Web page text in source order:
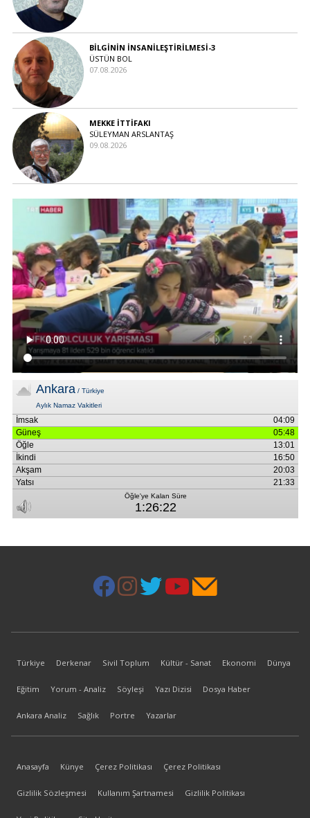
BİLGİNİN İNSANİLEŞTİRİLMESİ-3
ÜSTÜN BOL
07.08.2026
MEKKE İTTİFAKI
SÜLEYMAN ARSLANTAŞ
09.08.2026
Türkiye Derkenar Sivil Toplum Kültür - Sanat Ekonomi Dünya
Eğitim Yorum - Analiz Söyleşi Yazı Dizisi Dosya Haber
Ankara Analiz Sağlık Portre Yazarlar
Anasayfa Künye Çerez Politikası Çerez Politikası
Gizlilik Sözleşmesi Kullanım Şartnamesi Gizlilik Politikası